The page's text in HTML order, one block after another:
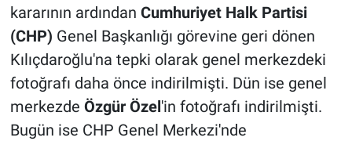
kararının ardından Cumhuriyet Halk Partisi
(CHP) Genel Başkanlığı görevine geri dönen
Kılıçdaroğlu'na tepki olarak genel merkezdeki
fotoğrafı daha önce indirilmişti. Dün ise genel
merkezde Özgür Özel'in fotoğrafı indirilmişti.
Bugün ise CHP Genel Merkezi'nde